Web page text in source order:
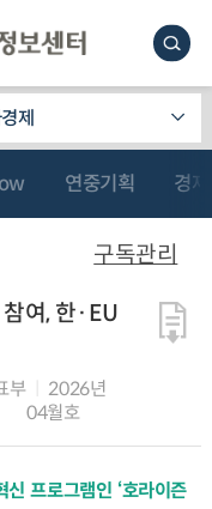
제
연중기획 경
여, 한·EU
부
2026년
04월호
프로그램인 ‘호라이즌
구독관리